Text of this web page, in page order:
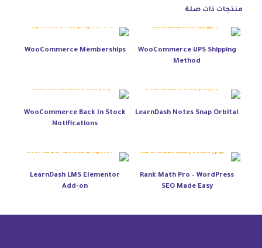
منتجات ذات صلة
WooCommerce UPS Shipping
Method
WooCommerce Memberships
LearnDash Notes Snap Orbital
WooCommerce Back In Stock
Notifications
Rank Math Pro – WordPress
SEO Made Easy
LearnDash LMS Elementor
Add-on